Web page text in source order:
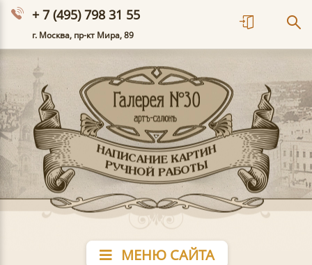
+ 7 (495) 798 31 55
г. Москва, пр-кт Мира, 89
МЕНЮ САЙТА